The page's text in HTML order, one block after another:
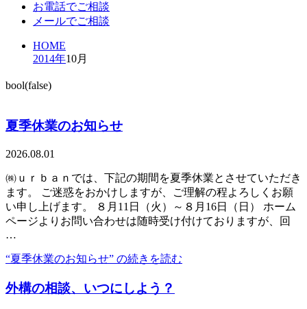
お電話でご相談
メールでご相談
HOME
2014年10月
bool(false)
夏季休業のお知らせ
2026.08.01
㈱ｕｒｂａｎでは、下記の期間を夏季休業とさせていただき
ます。 ご迷惑をおかけしますが、ご理解の程よろしくお願
い申し上げます。 ８月11日（火）～８月16日（日） ホーム
ページよりお問い合わせは随時受け付けておりますが、回
…
“夏季休業のお知らせ” の続きを読む
外構の相談、いつにしよう？